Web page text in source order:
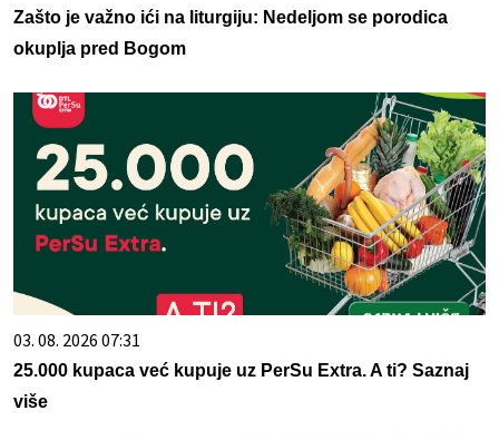
Zašto je važno ići na liturgiju: Nedeljom se porodica
okuplja pred Bogom
03. 08. 2026 07:31
25.000 kupaca već kupuje uz PerSu Extra. A ti? Saznaj
više